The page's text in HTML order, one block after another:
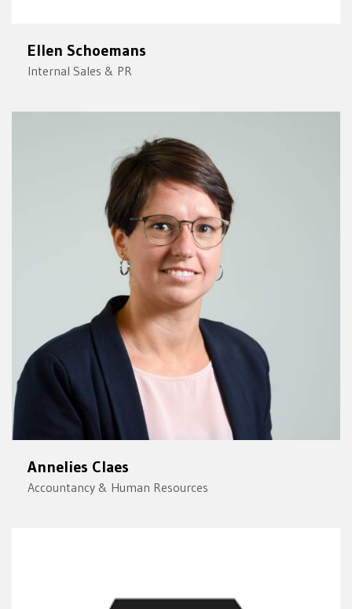
Ellen Schoemans
Internal Sales & PR
Annelies Claes
Accountancy & Human Resources